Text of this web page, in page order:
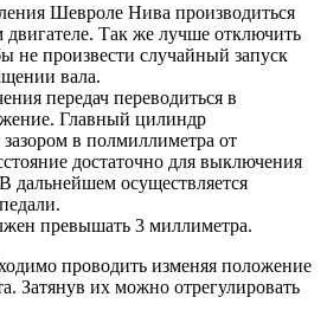
Шевроле Нива производиться
Так же лучше отключить
не произвести случайный запуск
вала.
передач переводиться в
Главный цилиндр
зазором в полмиллиметра от
достаточно для выключения
дальнейшем осуществляется
превышать 3 миллиметра.
проводить изменяя положение
Затянув их можно отрегулировать